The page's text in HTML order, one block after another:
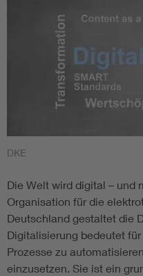
DKE
Die Welt wird digital – und
Organisation für die
Deutschland gestaltet die
Digitalisierung bedeutet
Prozesse zu
einzusetzen. Sie ist ein